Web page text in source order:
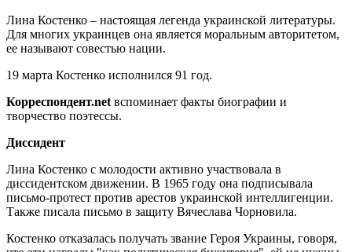
Лина Костенко – настоящая легенда украинской литературы.
Для многих украинцев она является моральным авторитетом,
ее называют совестью нации.
19 марта Костенко исполнился 91 год.
Корреспондент.net вспоминает факты биографии и
творчество поэтессы.
Диссидент
Лина Костенко с молодости активно участвовала в
диссидентском движении. В 1965 году она подписывала
письмо-протест против арестов украинской интеллигенции.
Также писала письмо в защиту Вячеслава Чорновила.
Костенко отказалась получать звание Героя Украины, говоря,